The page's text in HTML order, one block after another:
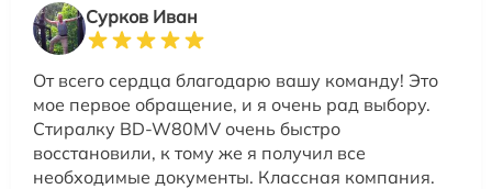
Сурков Иван
От всего сердца благодарю вашу команду! Это
мое первое обращение, и я очень рад выбору.
Стиралку BD-W80MV очень быстро
восстановили, к тому же я получил все
необходимые документы. Классная компания.